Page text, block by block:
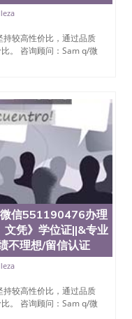
较高性价比，通过品质
。 咨询顾问：Sam q/微
信551190476办理
文凭》学位证||&专业
不理想/留信认证
较高性价比，通过品质
。 咨询顾问：Sam q/微